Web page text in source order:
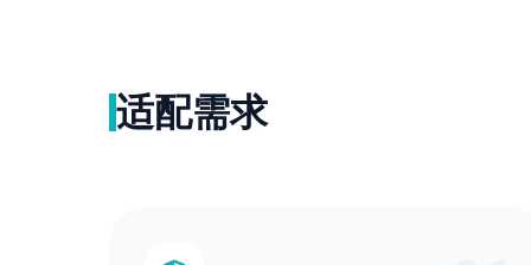
适配需求